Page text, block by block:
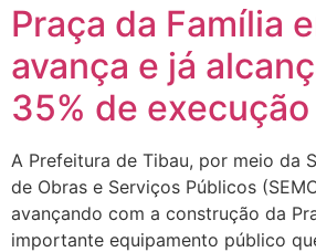
Praça da Família
avança e já
35% de execução
A Prefeitura de Tibau, por meio da
de Obras e Serviços Públicos
avançando com a construção da
importante equipamento público